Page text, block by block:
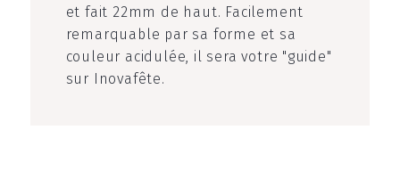
et fait 22mm de haut. Facilement
remarquable par sa forme et sa
couleur acidulée, il sera votre "guide"
sur Inovafête.